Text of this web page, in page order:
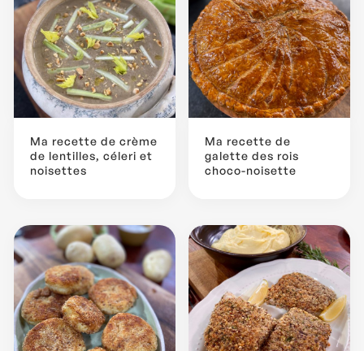
Ma recette de crème
de lentilles, céleri et
noisettes
Ma recette de
galette des rois
choco-noisette